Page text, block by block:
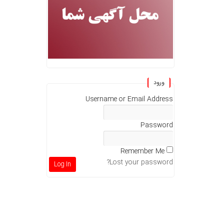
ورود
Username or Email Address
Password
Lost your password?